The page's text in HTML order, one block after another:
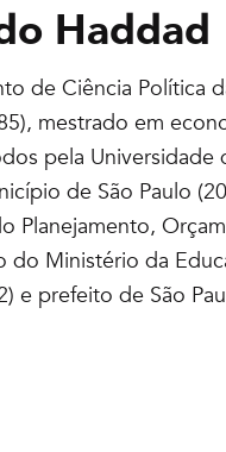
Haddad
de Ciência Política
mestrado em
pela Universidade
de São Paulo
Planejamento,
do Ministério da
e prefeito de São